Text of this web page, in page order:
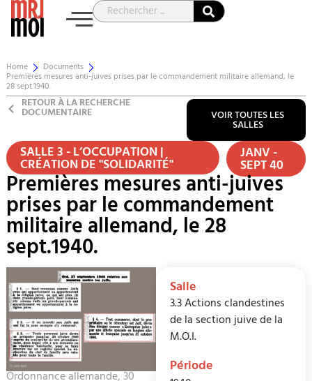
Home Documents
Premières mesures anti-juives prises par le commandement militaire allemand, le
28 sept.1940.
RETOUR À LA RECHERCHE
DOCUMENTAIRE VOIR TOUTES LES
SALLES
SALLE 3 - L’OCCUPATION |
CRÉATION DE "SOLIDARITÉ" JANV -
SEPT 40
Premières mesures anti-juives
prises par le commandement
militaire allemand, le 28
sept.1940.
Salle
3.3 Actions clandestines
de la section juive de la
M.O.I.
Période